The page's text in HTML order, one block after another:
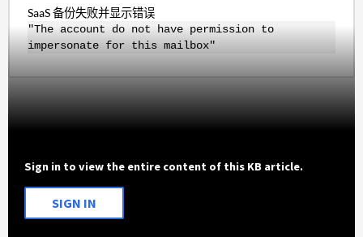
SaaS 备份失败并显示错误
"The account do not have permission to
impersonate for this mailbox"
Sign in to view the entire content of this KB article.
SIGN IN